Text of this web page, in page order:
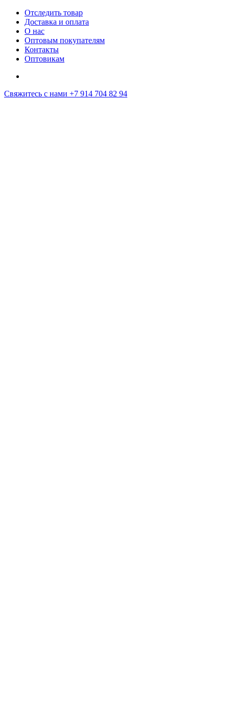
Отследить товар
Доставка и оплата
О нас
Оптовым покупателям
Контакты
Оптовикам
Свяжитесь с нами +7 914 704 82 94